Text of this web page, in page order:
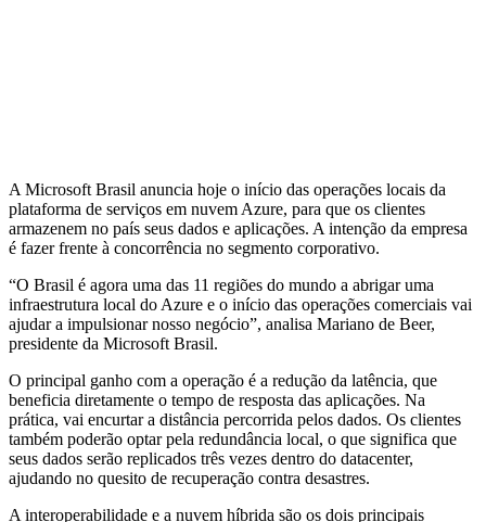
A Microsoft Brasil anuncia hoje o início das operações locais da
plataforma de serviços em nuvem Azure, para que os clientes
armazenem no país seus dados e aplicações. A intenção da empresa
é fazer frente à concorrência no segmento corporativo.
“O Brasil é agora uma das 11 regiões do mundo a abrigar uma
infraestrutura local do Azure e o início das operações comerciais vai
ajudar a impulsionar nosso negócio”, analisa Mariano de Beer,
presidente da Microsoft Brasil.
O principal ganho com a operação é a redução da latência, que
beneficia diretamente o tempo de resposta das aplicações. Na
prática, vai encurtar a distância percorrida pelos dados. Os clientes
também poderão optar pela redundância local, o que significa que
seus dados serão replicados três vezes dentro do datacenter,
ajudando no quesito de recuperação contra desastres.
A interoperabilidade e a nuvem híbrida são os dois principais